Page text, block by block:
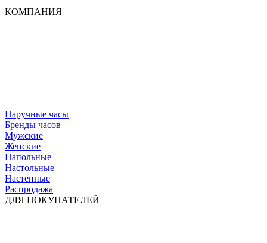
КОМПАНИЯ
Наручные часы
Бренды часов
Мужские
Женские
Напольные
Настольные
Настенные
Распродажа
ДЛЯ ПОКУПАТЕЛЕЙ